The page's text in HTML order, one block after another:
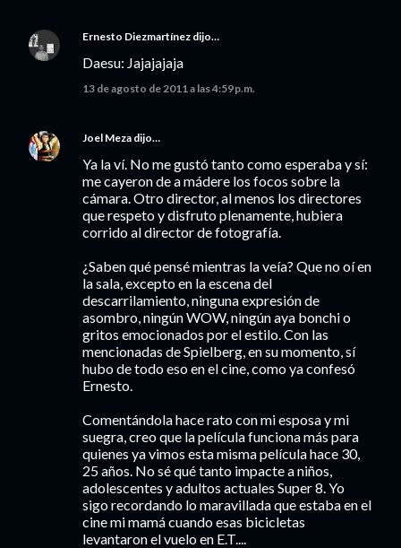
Ernesto Diezmartínez dijo…
Daesu: Jajajajaja
13 de agosto de 2011 a las 4:59 p.m.
Joel Meza dijo…
Ya la ví. No me gustó tanto como esperaba y sí:
me cayeron de a mádere los focos sobre la
cámara. Otro director, al menos los directores
que respeto y disfruto plenamente, hubiera
corrido al director de fotografía.
¿Saben qué pensé mientras la veía? Que no oí en
la sala, excepto en la escena del
descarrilamiento, ninguna expresión de
asombro, ningún WOW, ningún aya bonchi o
gritos emocionados por el estilo. Con las
mencionadas de Spielberg, en su momento, sí
hubo de todo eso en el cine, como ya confesó
Ernesto.
Comentándola hace rato con mi esposa y mi
suegra, creo que la película funciona más para
quienes ya vimos esta misma película hace 30,
25 años. No sé qué tanto impacte a niños,
adolescentes y adultos actuales Super 8. Yo
sigo recordando lo maravillada que estaba en el
cine mi mamá cuando esas bicicletas
levantaron el vuelo en E.T....